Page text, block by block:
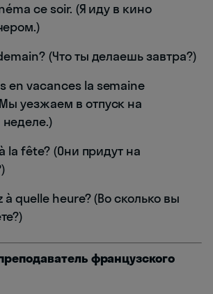
ce soir. (Я иду в кино
(Что ты делаешь завтра?)
en vacances la semaine
уезжаем в отпуск на
la fête? (Они придут на
à quelle heure? (Во сколько вы
французского